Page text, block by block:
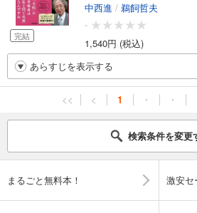
完結
中西進 / 鵜飼哲夫
-
1,540円 (税込)
あらすじを表示する
<< < 1 ・ ・
検索条件を変更
まるごと無料本！ 激安セ